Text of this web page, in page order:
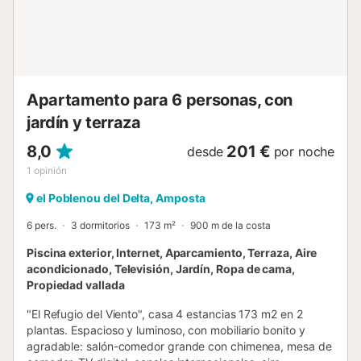
Apartamento para 6 personas, con
jardín y terraza
8,0
1 opinión
desde 201 € por noche
el Poblenou del Delta, Amposta
6 pers. 3 dormitorios 173 m² 900 m de la costa
Piscina exterior, Internet, Aparcamiento, Terraza, Aire
acondicionado, Televisión, Jardín, Ropa de cama,
Propiedad vallada
"El Refugio del Viento", casa 4 estancias 173 m2 en 2
plantas. Espacioso y luminoso, con mobiliario bonito y
agradable: salón-comedor grande con chimenea, mesa de